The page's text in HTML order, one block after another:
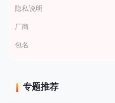
隐私说明
厂商
包名
专题推荐